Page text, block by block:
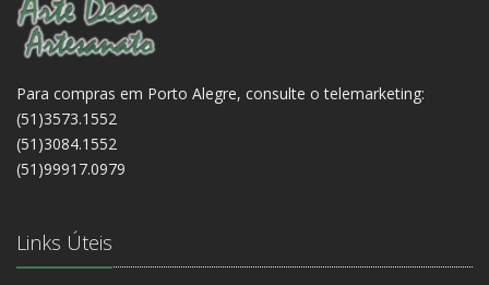
Para compras em Porto Alegre, consulte o telemarketing:
(51)3573.1552
(51)3084.1552
(51)99917.0979
Links Úteis